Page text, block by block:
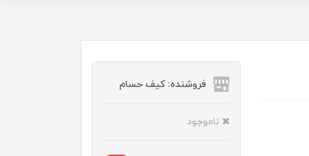
فروشنده: کیف حسام
ناموجود